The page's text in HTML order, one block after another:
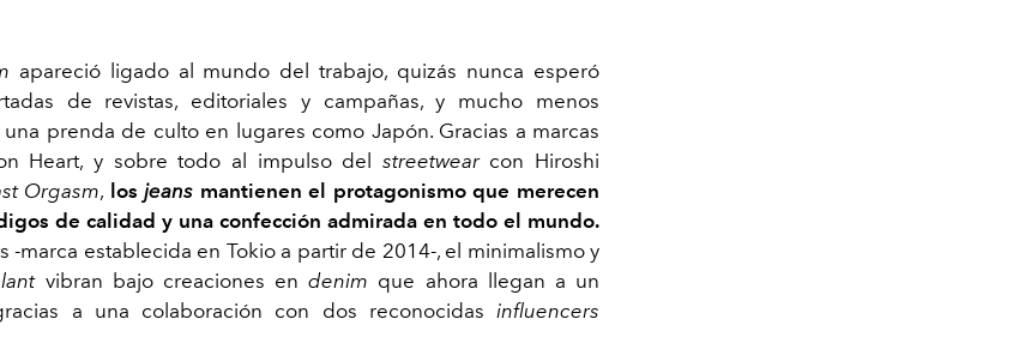
apareció ligado al mundo del trabajo, quizás nunca esperó
de revistas, editoriales y campañas, y mucho menos
prenda de culto en lugares como Japón. Gracias a marcas
Heart, y sobre todo al impulso del streetwearcon Hiroshi
Orgasm, losjeans mantienen el protagonismo que merecen
de calidad y una confección admirada en todo el mundo.
-marca establecida en Tokio a partir de 2014-, el minimalismo y
vibran bajo creaciones endenim que ahora llegan a un
a una colaboración con dos reconocidas influencers